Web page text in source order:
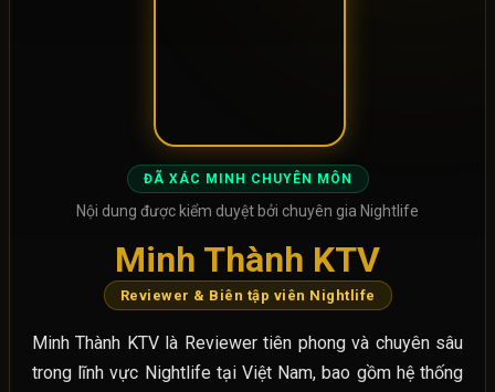
ĐÃ XÁC MINH CHUYÊN MÔN
Nội dung được kiểm duyệt bởi chuyên gia Nightlife
Minh Thành KTV
Reviewer & Biên tập viên Nightlife
Minh Thành KTV là Reviewer tiên phong và chuyên sâu
trong lĩnh vực Nightlife tại Việt Nam, bao gồm hệ thống